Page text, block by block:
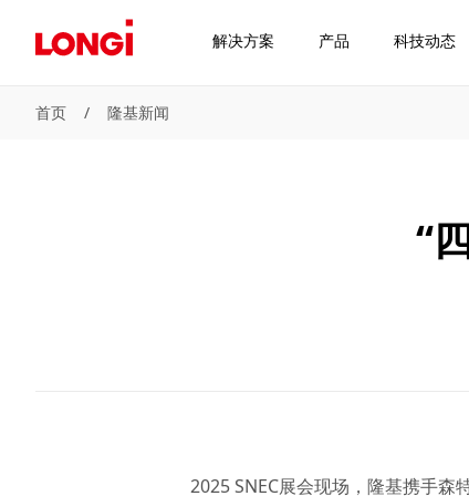
解决方案 产品 科技动态
首页 / 隆基新闻
“
2025 SNEC展会现场，隆基携手